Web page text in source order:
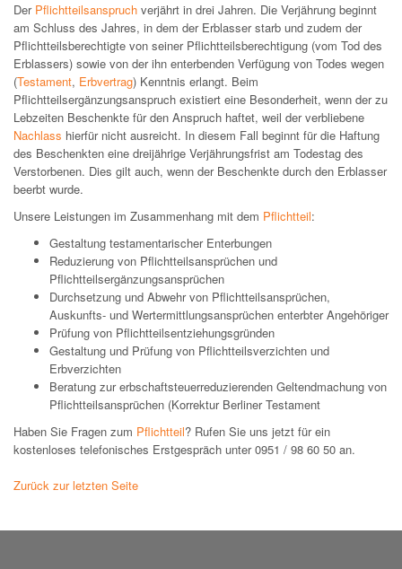
Der Pflichtteilsanspruch verjährt in drei Jahren. Die Verjährung beginnt
am Schluss des Jahres, in dem der Erblasser starb und zudem der
Pflichtteilsberechtigte von seiner Pflichtteilsberechtigung (vom Tod des
Erblassers) sowie von der ihn enterbenden Verfügung von Todes wegen
(Testament, Erbvertrag) Kenntnis erlangt. Beim
Pflichtteilsergänzungsanspruch existiert eine Besonderheit, wenn der zu
Lebzeiten Beschenkte für den Anspruch haftet, weil der verbliebene
Nachlass hierfür nicht ausreicht. In diesem Fall beginnt für die Haftung
des Beschenkten eine dreijährige Verjährungsfrist am Todestag des
Verstorbenen. Dies gilt auch, wenn der Beschenkte durch den Erblasser
beerbt wurde.
Unsere Leistungen im Zusammenhang mit dem Pflichtteil:
Gestaltung testamentarischer Enterbungen
Reduzierung von Pflichtteilsansprüchen und
Pflichtteilsergänzungsansprüchen
Durchsetzung und Abwehr von Pflichtteilsansprüchen,
Auskunfts- und Wertermittlungsansprüchen enterbter Angehöriger
Prüfung von Pflichtteilsentziehungsgründen
Gestaltung und Prüfung von Pflichtteilsverzichten und
Erbverzichten
Beratung zur erbschaftsteuerreduzierenden Geltendmachung von
Pflichtteilsansprüchen (Korrektur Berliner Testament
Haben Sie Fragen zum Pflichtteil? Rufen Sie uns jetzt für ein
kostenloses telefonisches Erstgespräch unter 0951 / 98 60 50 an.
Zurück zur letzten Seite